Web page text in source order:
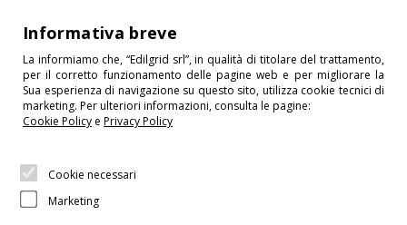
HOME SCHEDE TECNICHE
MAGLIA 15X76
HOME
CONDIZIONI DI VENDITA
Informativa breve
La informiamo che, “Edilgrid srl”, in qualità di titolare del trattamento,
per il corretto funzionamento delle pagine web e per migliorare la
Sua esperienza di navigazione su questo sito, utilizza cookie tecnici di
marketing. Per ulteriori informazioni, consulta le pagine:
Cookie Policy e Privacy Policy
Cookie necessari
Marketing